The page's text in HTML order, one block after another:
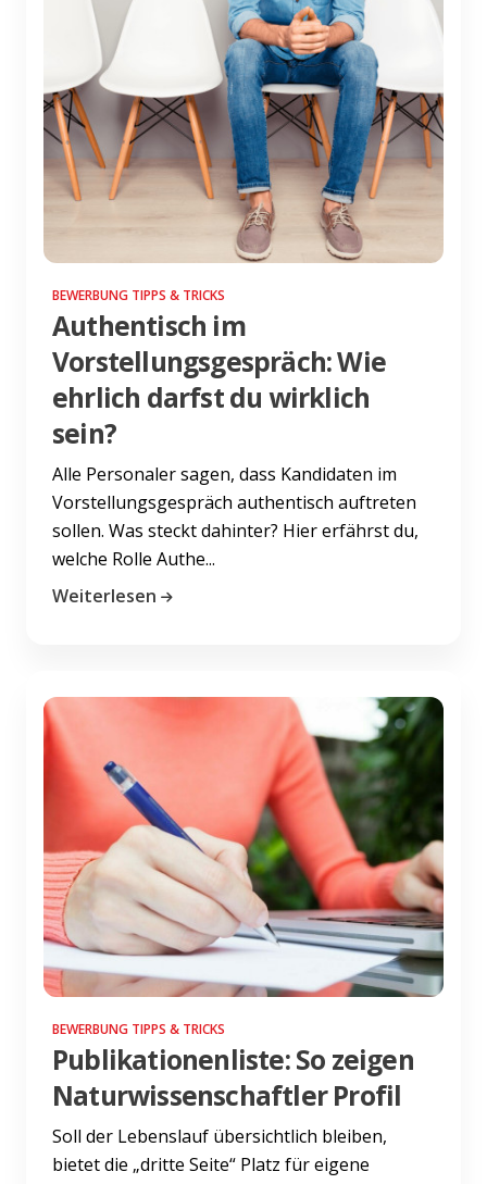
BEWERBUNG TIPPS & TRICKS
Authentisch im
Vorstellungsgespräch: Wie
ehrlich darfst du wirklich
sein?
Alle Personaler sagen, dass Kandidaten im
Vorstellungsgespräch authentisch auftreten
sollen. Was steckt dahinter? Hier erfährst du,
welche Rolle Authe...
Weiterlesen
BEWERBUNG TIPPS & TRICKS
Publikationenliste: So zeigen
Naturwissenschaftler Profil
Soll der Lebenslauf übersichtlich bleiben,
bietet die „dritte Seite“ Platz für eigene